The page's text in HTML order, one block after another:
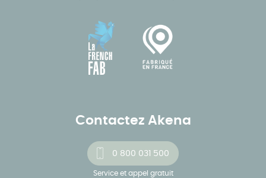
Contactez Akena
0 800 031 500
Service et appel gratuit